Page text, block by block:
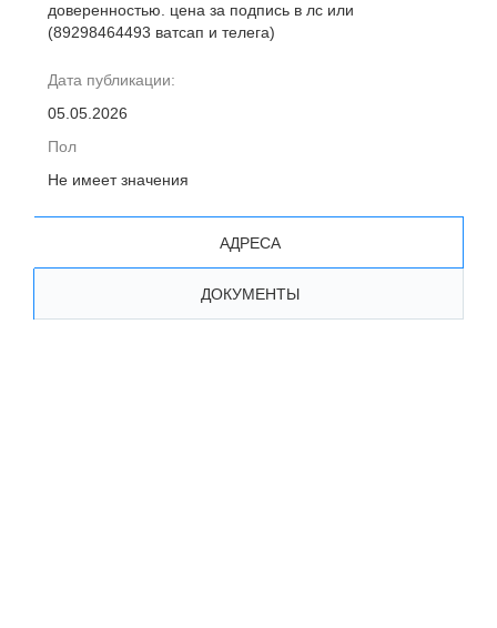
доверенностью. цена за подпись в лс или
(89298464493 ватсап и телега)
Дата публикации:
05.05.2026
Пол
Не имеет значения
АДРЕСА
ДОКУМЕНТЫ